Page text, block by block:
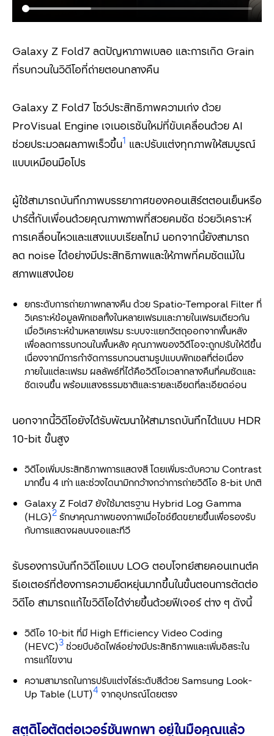
Galaxy Z Fold7 ลดปัญหาภาพเบลอ และการเกิด Grain
ที่รบกวนในวิดีโอที่ถ่ายตอนกลางคืน
Galaxy Z Fold7 โชว์ประสิทธิภาพความเก่ง ด้วย
ProVisual Engine เจเนอเรชันใหม่ที่ขับเคลื่อนด้วย AI
ช่วยประมวลผลภาพเร็วขึ้น1 และปรับแต่งทุกภาพให้สมบูรณ์
แบบเหมือนมือโปร
ผู้ใช้สามารถบันทึกภาพบรรยากาศของคอนเสิร์ตตอนเย็นหรือ
ปาร์ตี้กับเพื่อนด้วยคุณภาพภาพที่สวยคมชัด ช่วยวิเคราะห์
การเคลื่อนไหวและแสงแบบเรียลไทม์ นอกจากนี้ยังสามารถ
ลด noise ได้อย่างมีประสิทธิภาพและให้ภาพที่คมชัดแม้ใน
สภาพแสงน้อย
ยกระดับการถ่ายภาพกลางคืน ด้วย Spatio-Temporal Filter ที่
วิเคราะห์ข้อมูลพิกเซลทั้งในหลายเฟรมและภายในเฟรมเดียวกัน
เมื่อวิเคราะห์ข้ามหลายเฟรม ระบบจะแยกวัตถุออกจากพื้นหลัง
เพื่อลดการรบกวนในพื้นหลัง คุณภาพของวิดีโอจะถูกปรับให้ดีขึ้น
เนื่องจากมีการกำจัดการรบกวนตามรูปแบบพิกเซลที่ต่อเนื่อง
ภายในแต่ละเฟรม ผลลัพธ์ที่ได้คือวิดีโอเวลากลางคืนที่คมชัดและ
ชัดเจนขึ้น พร้อมแสงธรรมชาติและรายละเอียดที่ละเอียดอ่อน
นอกจากนี้วิดีโอยังได้รับพัฒนาให้สามารถบันทึกได้แบบ HDR
10-bit ขั้นสูง
วิดีโอเพิ่มประสิทธิภาพการแสดงสี โดยเพิ่มระดับความ Contrast
มากขึ้น 4 เท่า และช่วงไดนามิกกว้างกว่าการถ่ายวิดีโอ 8-bit ปกติ
Galaxy Z Fold7 ยังใช้มาตรฐาน Hybrid Log Gamma
(HLG)2 รักษาคุณภาพของภาพเมื่อไซซ์ยืดขยายขึ้นเพื่อรองรับ
กับการแสดงผลบนจอและทีวี
รับรองการบันทึกวิดีโอแบบ LOG ตอบโจทย์สายคอนเทนต์ค
รีเอเตอร์ที่ต้องการความยืดหยุ่นมากขึ้นในขั้นตอนการตัดต่อ
วิดีโอ สามารถแก้ไขวิดีโอได้ง่ายขึ้นด้วยฟีเจอร์ ต่าง ๆ ดังนี้
วิดีโอ 10-bit ที่มี High Efficiency Video Coding
(HEVC)3 ช่วยบีบอัดไฟล์อย่างมีประสิทธิภาพและเพิ่มอิสระใน
การแก้ไขงาน
ความสามารถในการปรับแต่งไล่ระดับสีด้วย Samsung Look-
Up Table (LUT)4 จากอุปกรณ์โดยตรง
สตูดิโอตัดต่อเวอร์ชันพกพา อยู่ในมือคุณแล้ว